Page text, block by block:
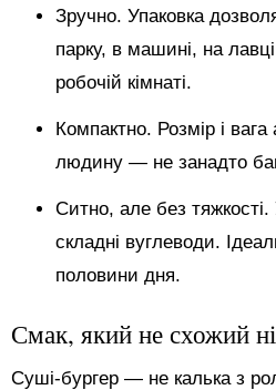
Зручно. Упаковка
парку, в машині, на
робочій кімнаті.
Компактно. Розмір і вага
людину — не занадто
Ситно, але без
складні вуглеводи.
половини дня.
Смак, який не схожий
Суші-бургер — не калька з